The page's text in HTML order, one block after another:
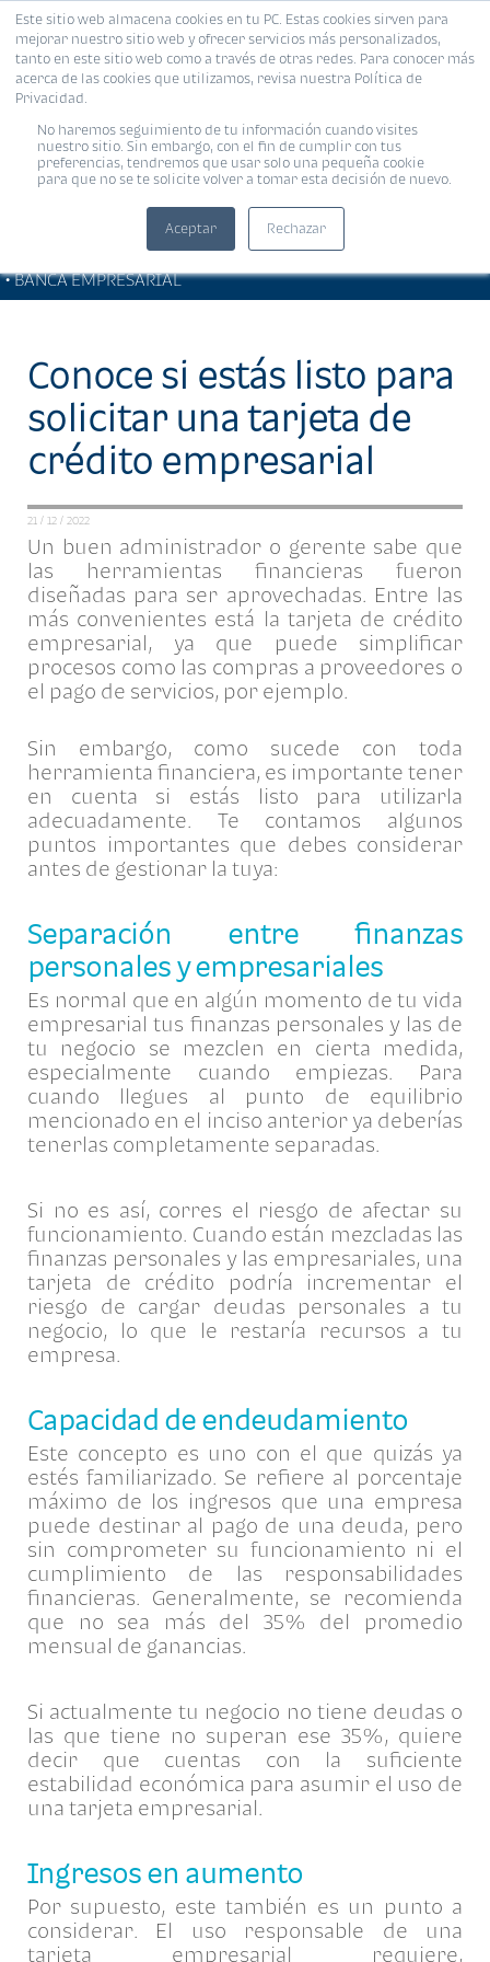
Este sitio web almacena cookies en tu PC. Estas cookies sirven para
mejorar nuestro sitio web y ofrecer servicios más personalizados,
tanto en este sitio web como a través de otras redes. Para conocer más
acerca de las cookies que utilizamos, revisa nuestra Política de
Privacidad.
No haremos seguimiento de tu información cuando visites
nuestro sitio. Sin embargo, con el fin de cumplir con tus
preferencias, tendremos que usar solo una pequeña cookie
para que no se te solicite volver a tomar esta decisión de nuevo.
Aceptar Rechazar
MENÚ
• BANCA EMPRESARIAL
Conoce si estás listo para
solicitar una tarjeta de
crédito empresarial
21 / 12 / 2022
Un buen administrador o gerente sabe que
las herramientas financieras fueron
diseñadas para ser aprovechadas. Entre las
más convenientes está la tarjeta de crédito
empresarial, ya que puede simplificar
procesos como las compras a proveedores o
el pago de servicios, por ejemplo.
Sin embargo, como sucede con toda
herramienta financiera, es importante tener
en cuenta si estás listo para utilizarla
adecuadamente. Te contamos algunos
puntos importantes que debes considerar
antes de gestionar la tuya:
Separación entre finanzas
personales y empresariales
Es normal que en algún momento de tu vida
empresarial tus finanzas personales y las de
tu negocio se mezclen en cierta medida,
especialmente cuando empiezas. Para
cuando llegues al punto de equilibrio
mencionado en el inciso anterior ya deberías
tenerlas completamente separadas.
Si no es así, corres el riesgo de afectar su
funcionamiento. Cuando están mezcladas las
finanzas personales y las empresariales, una
tarjeta de crédito podría incrementar el
riesgo de cargar deudas personales a tu
negocio, lo que le restaría recursos a tu
empresa.
Capacidad de endeudamiento
Este concepto es uno con el que quizás ya
estés familiarizado. Se refiere al porcentaje
máximo de los ingresos que una empresa
puede destinar al pago de una deuda, pero
sin comprometer su funcionamiento ni el
cumplimiento de las responsabilidades
financieras. Generalmente, se recomienda
que no sea más del 35% del promedio
mensual de ganancias.
Si actualmente tu negocio no tiene deudas o
las que tiene no superan ese 35%, quiere
decir que cuentas con la suficiente
estabilidad económica para asumir el uso de
una tarjeta empresarial.
Ingresos en aumento
Por supuesto, este también es un punto a
considerar. El uso responsable de una
tarjeta empresarial requiere,